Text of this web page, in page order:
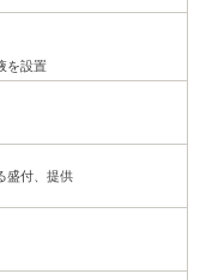
を設置
盛付、提供